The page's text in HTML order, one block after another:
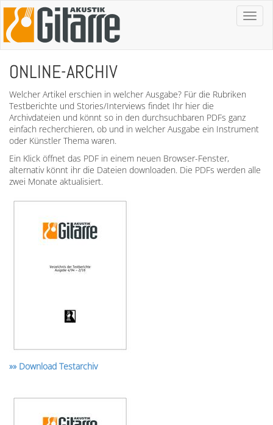
Toggle
ONLINE-ARCHIV
Welcher Artikel erschien in welcher Ausgabe? Für die Rubriken
Testberichte und Stories/Interviews findet Ihr hier die
Archivdateien und könnt so in den durchsuchbaren PDFs ganz
einfach recherchieren, ob und in welcher Ausgabe ein Instrument
oder Künstler Thema waren.
Ein Klick öffnet das PDF in einem neuen Browser-Fenster,
alternativ könnt ihr die Dateien downloaden. Die PDFs werden alle
zwei Monate aktualisiert.
»» Download Testarchiv